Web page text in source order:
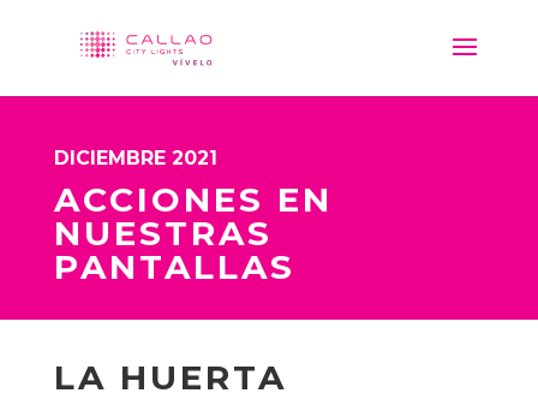
DICIEMBRE 2021
ACCIONES EN
NUESTRAS
PANTALLAS
LA HUERTA